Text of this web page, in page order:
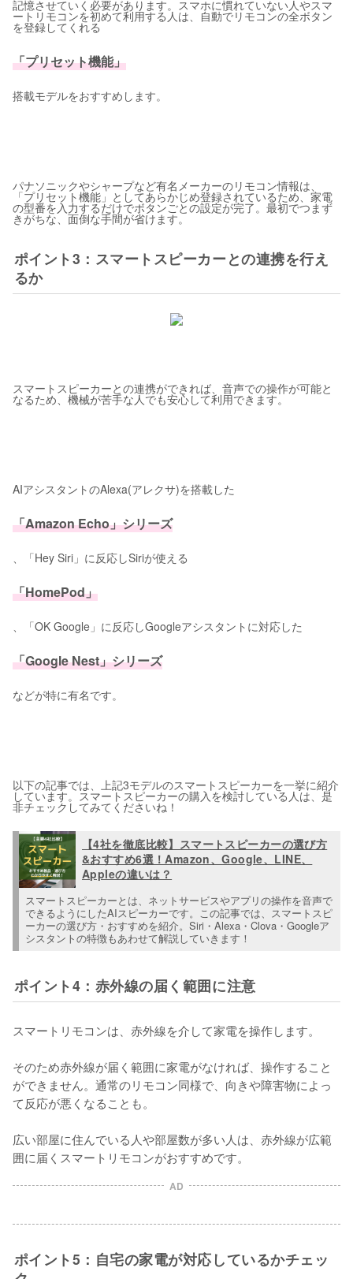
記憶させていく必要があります。スマホに慣れていない人やスマ
ートリモコンを初めて利用する人は、自動でリモコンの全ボタン
を登録してくれる
「プリセット機能」
搭載モデルをおすすめします。
パナソニックやシャープなど有名メーカーのリモコン情報は、
「プリセット機能」としてあらかじめ登録されているため、家電
の型番を入力するだけでボタンごとの設定が完了。最初でつまず
きがちな、面倒な手間が省けます。
ポイント3：スマートスピーカーとの連携を行え
るか
スマートスピーカーとの連携ができれば、音声での操作が可能と
なるため、機械が苦手な人でも安心して利用できます。
AIアシスタントのAlexa(アレクサ)を搭載した
「Amazon Echo」シリーズ
、「Hey Siri」に反応しSiriが使える
「HomePod」
、「OK Google」に反応しGoogleアシスタントに対応した
「Google Nest」シリーズ
などが特に有名です。
以下の記事では、上記3モデルのスマートスピーカーを一挙に紹介
しています。スマートスピーカーの購入を検討している人は、是
非チェックしてみてくださいね！
【4社を徹底比較】スマートスピーカーの選び方
&おすすめ6選！Amazon、Google、LINE、
Appleの違いは？
スマートスピーカーとは、ネットサービスやアプリの操作を音声で
できるようにしたAIスピーカーです。この記事では、スマートスピ
ーカーの選び方・おすすめを紹介。Siri・Alexa・Clova・Googleア
シスタントの特徴もあわせて解説していきます！
ポイント4：赤外線の届く範囲に注意
スマートリモコンは、赤外線を介して家電を操作します。
そのため赤外線が届く範囲に家電がなければ、操作すること
ができません。通常のリモコン同様で、向きや障害物によっ
て反応が悪くなることも。
広い部屋に住んでいる人や部屋数が多い人は、赤外線が広範
囲に届くスマートリモコンがおすすめです。
AD
ポイント5：自宅の家電が対応しているかチェッ